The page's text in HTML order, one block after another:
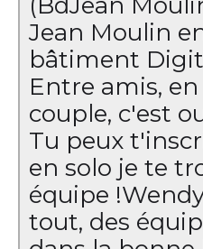
Jean Moulin
bâtiment
Entre amis, en
couple, c'est
Tu peux
en solo je te
équipe !
tout, des